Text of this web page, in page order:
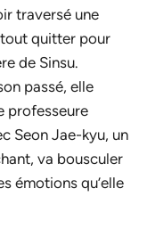
traversé une
quitter pour
de Sinsu.
passé, elle
professeure
Seon Jae-kyu, un
va bousculer
émotions qu’elle